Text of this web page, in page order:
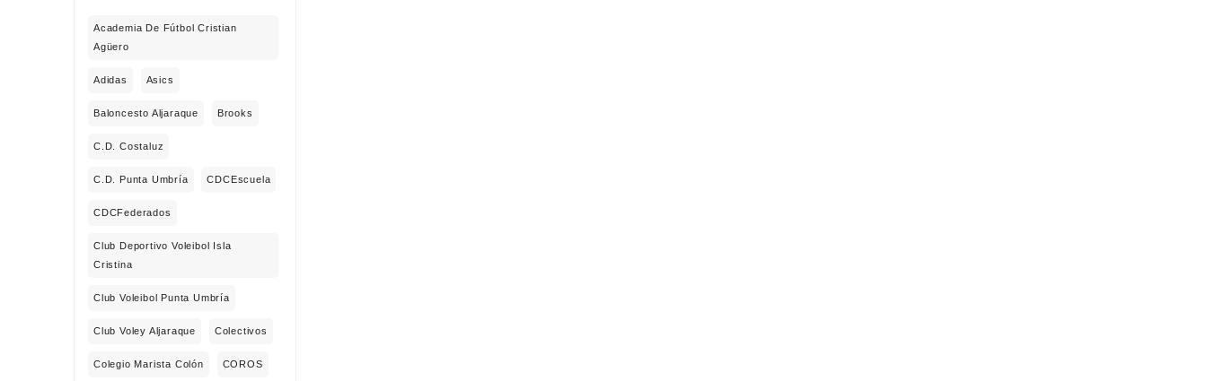
Academia De Fútbol Cristian
Agüero
Adidas Asics
Baloncesto Aljaraque Brooks
C.D. Costaluz
C.D. Punta Umbría CDCEscuela
CDCFederados
Club Deportivo Voleibol Isla
Cristina
Club Voleibol Punta Umbría
Club Voley Aljaraque Colectivos
Colegio Marista Colón COROS